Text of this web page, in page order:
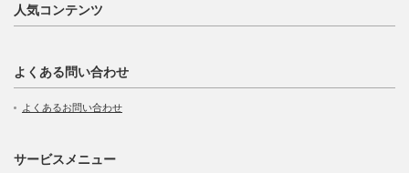
人気コンテンツ
よくある問い合わせ
よくあるお問い合わせ
サービスメニュー